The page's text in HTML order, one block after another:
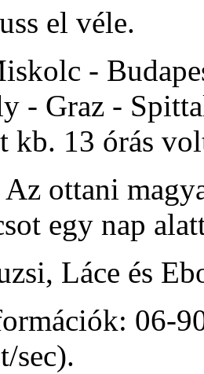
el véle.
-
- Graz -
kb. 13 órás
ottani
egy nap
Láce és
06-
sec).